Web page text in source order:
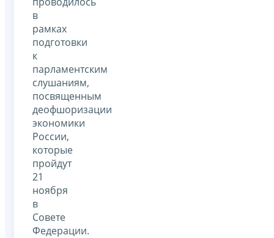
в
рамках
подготовки
к
парламентским
слушаниям,
посвященным
деофшоризации
экономики
России,
которые
пройдут
21
ноября
в
Совете
Федерации.